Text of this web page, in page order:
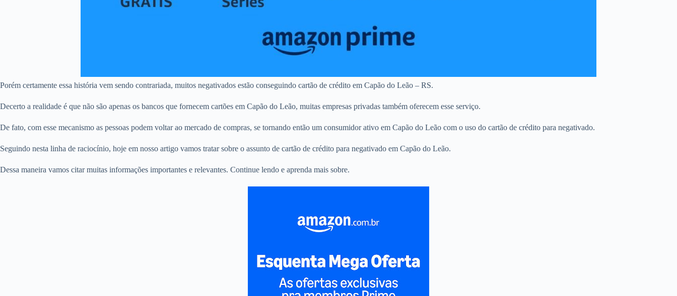
Porém certamente essa história vem sendo contrariada, muitos negativados estão conseguindo cartão de crédito em Capão do Leão – RS.
Decerto a realidade é que não são apenas os bancos que fornecem cartões em Capão do Leão, muitas empresas privadas também oferecem esse serviço.
De fato, com esse mecanismo as pessoas podem voltar ao mercado de compras, se tornando então um consumidor ativo em Capão do Leão com o uso do cartão de crédito para negativado.
Seguindo nesta linha de raciocínio, hoje em nosso artigo vamos tratar sobre o assunto de cartão de crédito para negativado em Capão do Leão.
Dessa maneira vamos citar muitas informações importantes e relevantes. Continue lendo e aprenda mais sobre.